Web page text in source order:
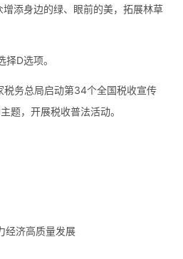
增添身边的绿、眼前的美，拓展林草
D选项。
务总局启动第34个全国税收宣传
题，开展税收普法活动。
经济高质量发展